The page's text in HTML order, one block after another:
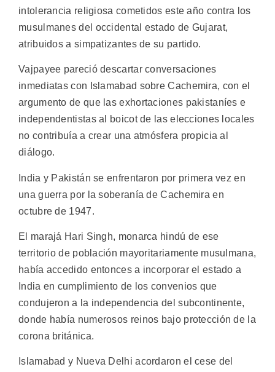
intolerancia religiosa cometidos este año contra los
musulmanes del occidental estado de Gujarat,
atribuidos a simpatizantes de su partido.
Vajpayee pareció descartar conversaciones
inmediatas con Islamabad sobre Cachemira, con el
argumento de que las exhortaciones pakistaníes e
independentistas al boicot de las elecciones locales
no contribuía a crear una atmósfera propicia al
diálogo.
India y Pakistán se enfrentaron por primera vez en
una guerra por la soberanía de Cachemira en
octubre de 1947.
El marajá Hari Singh, monarca hindú de ese
territorio de población mayoritariamente musulmana,
había accedido entonces a incorporar el estado a
India en cumplimiento de los convenios que
condujeron a la independencia del subcontinente,
donde había numerosos reinos bajo protección de la
corona británica.
Islamabad y Nueva Delhi acordaron el cese del